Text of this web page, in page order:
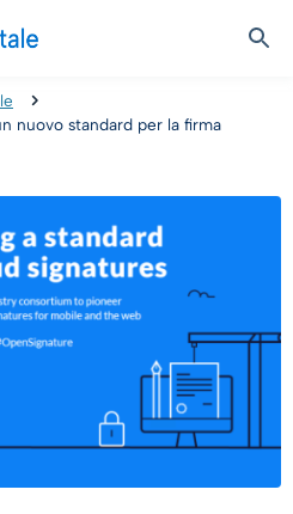
nuovo standard per la firma